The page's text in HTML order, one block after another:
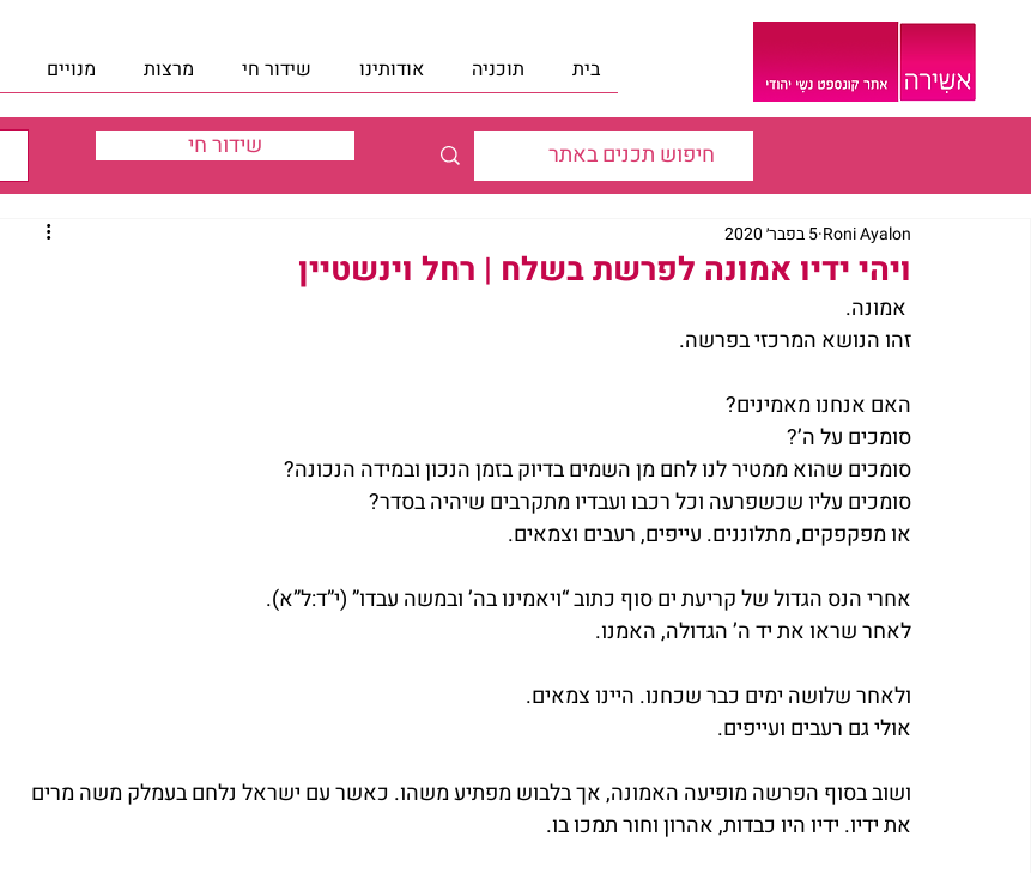
בית תוכניה אודותינו שידור חי מרצות מנויים
שידור חי
ויהי ידיו אמונה לפרשת בשלח | רחל וינשטיין
Roni Ayalon 5 בפבר׳ 2020
אמונה.
זהו הנושא המרכזי בפרשה.
האם אנחנו מאמינים?
סומכים על ה’?
סומכים שהוא ממטיר לנו לחם מן השמים בדיוק בזמן הנכון ובמידה הנכונה?
סומכים עליו שכשפרעה וכל רכבו ועבדיו מתקרבים שיהיה בסדר?
או מפקפקים, מתלוננים. עייפים, רעבים וצמאים.
אחרי הנס הגדול של קריעת ים סוף כתוב “ויאמינו בה’ ובמשה עבדו” (י”ד:ל”א).
לאחר שראו את יד ה’ הגדולה, האמנו.
ולאחר שלושה ימים כבר שכחנו. היינו צמאים.
אולי גם רעבים ועייפים.
ושוב בסוף הפרשה מופיעה האמונה, אך בלבוש מפתיע משהו. כאשר עם ישראל נלחם בעמלק משה מרים
את ידיו. ידיו היו כבדות, אהרון וחור תמכו בו.